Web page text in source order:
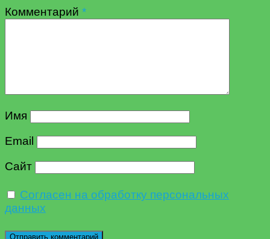
Комментарий *
Имя
Email
Сайт
Согласен на обработку персональных
данных